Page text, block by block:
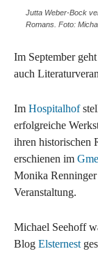
Jutta Weber-Bock
Romans. Foto:
Im September
auch
Im Hospitalhof
erfolgreiche
ihren historischen
erschienen im
Monika Renninger
Veranstaltung.
Michael Seehoff
Blog Elsternest